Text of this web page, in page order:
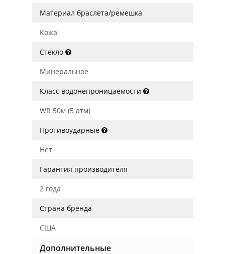
Материал браслета/ремешка
Кожа
Стекло
Минеральное
Класс водонепроницаемости
WR 50м (5 атм)
Противоударные
Нет
Гарантия производителя
2 года
Страна бренда
США
Дополнительные